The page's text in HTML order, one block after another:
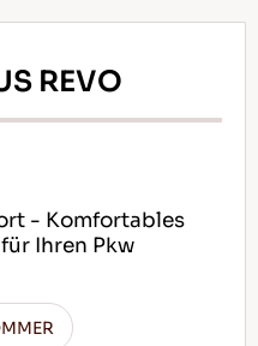
REVO
- Komfortables
Ihren Pkw